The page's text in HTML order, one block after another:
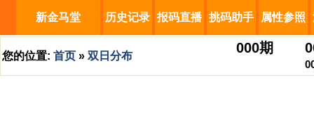
新金马堂 历史记录 报码直播 挑码助手 属性参照
您的位置: 首页 » 双日分布
000期